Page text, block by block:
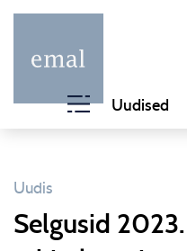
Uudised
Uudis
Selgusid